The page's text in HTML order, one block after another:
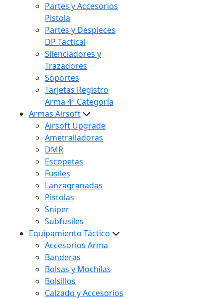
Partes y Accesorios
Pistola
Partes y Despieces
DP Tactical
Silenciadores y
Trazadores
Soportes
Tarjetas Registro
Arma 4ª Categoría
Armas Airsoft
Airsoft Upgrade
Ametralladoras
DMR
Escopetas
Fusiles
Lanzagranadas
Pistolas
Sniper
Subfusiles
Equipamiento Táctico
Accesorios Arma
Banderas
Bolsas y Mochilas
Bolsillos
Calzado y Accesorios